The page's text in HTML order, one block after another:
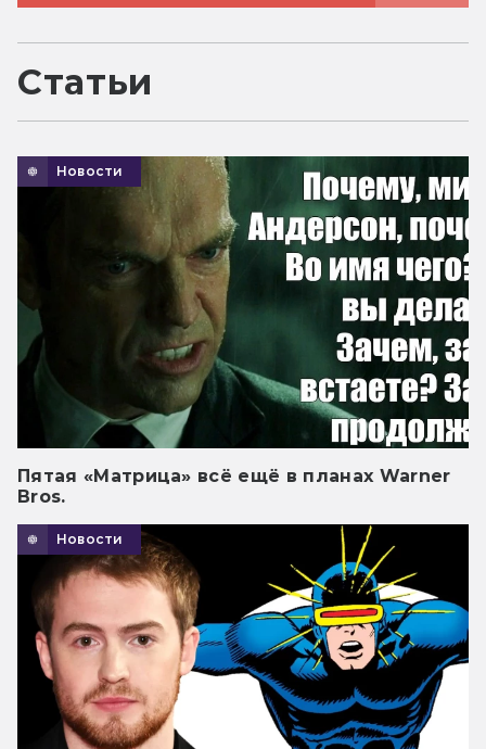
Статьи
Новости
Пятая «Матрица» всё ещё в планах Warner
Bros.
Новости